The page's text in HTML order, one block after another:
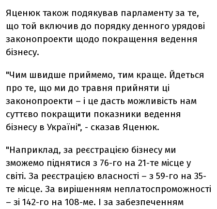
Яценюк також подякував парламенту за те,
що той включив до порядку денного урядові
законопроекти щодо покращення ведення
бізнесу.
"Чим швидше приймемо, тим краще. Йдеться
про те, що ми до травня прийняти ці
законопроекти – і це дасть можливість нам
суттєво покращити показники ведення
бізнесу в Україні", - сказав Яценюк.
"Наприклад, за реєстрацією бізнесу ми
зможемо піднятися з 76-го на 21-те місце у
світі. За реєстрацією власності – з 59-го на 35-
те місце. За вирішенням неплатоспроможності
– зі 142-го на 108-ме. І за забезпеченням